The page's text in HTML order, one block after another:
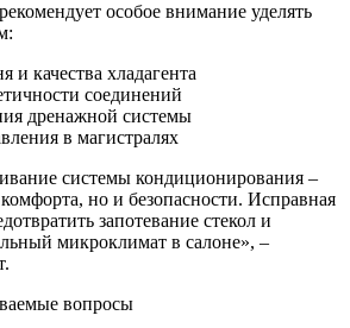
особое внимание уделять
и качества хладагента
соединений
дренажной системы
в магистралях
системы кондиционирования –
но и безопасности. Исправная
запотевание стекол и
микроклимат в салоне», –
вопросы